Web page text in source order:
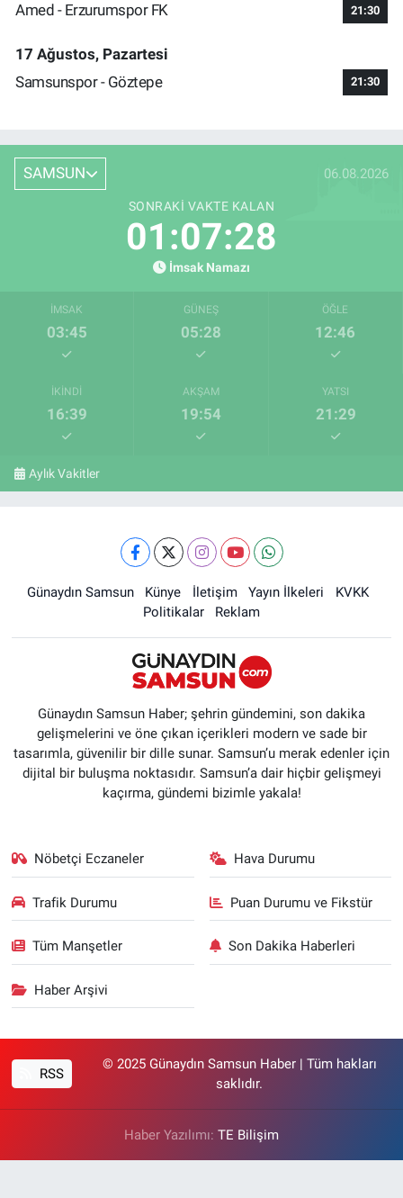
Amed - Erzurumspor FK 21:30
17 Ağustos, Pazartesi
Samsunspor - Göztepe
21:30
SAMSUN 06.08.2026
SONRAKI VAKTE KALAN
01:07:27
İmsak Namazı
İMSAK
03:45
GÜNEŞ
05:28
ÖĞLE
12:46
İKINDI
16:39
AKŞAM
19:54
YATSI
21:29
Aylık Vakitler
Günaydın Samsun Künye İletişim Yayın İlkeleri
KVKK
Politikalar
Reklam
Günaydın Samsun Haber; şehrin gündemini, son dakika
gelişmelerini ve öne çıkan içerikleri modern ve sade bir
tasarımla, güvenilir bir dille sunar. Samsun’u merak edenler için
dijital bir buluşma noktasıdır. Samsun’a dair hiçbir gelişmeyi
kaçırma, gündemi bizimle yakala!
Nöbetçi Eczaneler Hava Durumu
Trafik Durumu Puan Durumu ve Fikstür
Tüm Manşetler Son Dakika Haberleri
Haber Arşivi
RSS
© 2025 Günaydın Samsun Haber | Tüm hakları
saklıdır.
Haber Yazılımı: TE Bilişim